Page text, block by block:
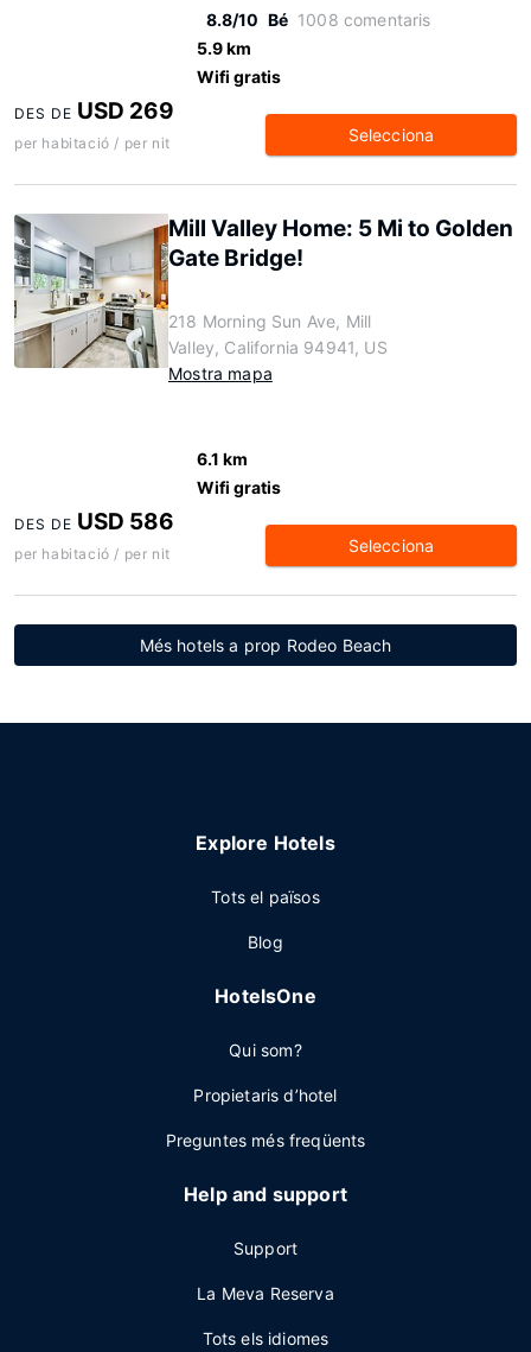
8.8/10 Bé 1008 comentaris
5.9 km
Wifi gratis
DES DE USD 269
per habitació / per nit Selecciona
Mill Valley Home: 5 Mi to Golden
Gate Bridge!
218 Morning Sun Ave, Mill
Valley, California 94941, US
Mostra mapa
6.1 km
Wifi gratis
DES DE USD 586
per habitació / per nit Selecciona
Més hotels a prop Rodeo Beach
Explore Hotels
Tots el països
Blog
HotelsOne
Qui som?
Propietaris d’hotel
Preguntes més freqüents
Help and support
Support
La Meva Reserva
Tots els idiomes